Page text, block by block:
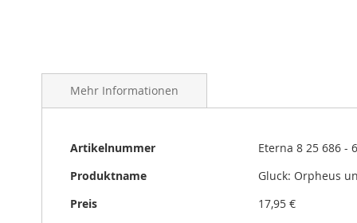
Mehr Informationen
Mehr
Artikelnummer
Eterna 8 25 686 -
Produktname
Gluck: Orpheus
Preis
17,95 €